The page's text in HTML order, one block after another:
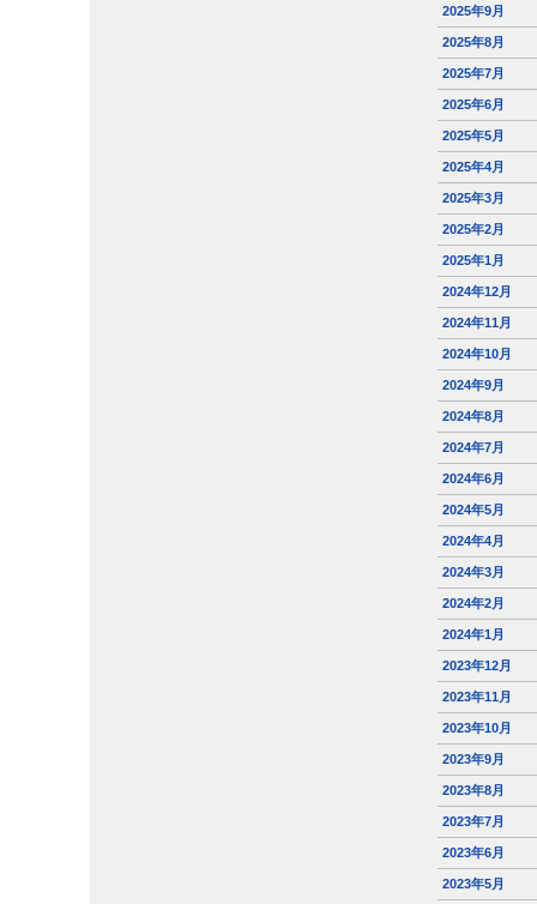
2025年9月
2025年8月
2025年7月
2025年6月
2025年5月
2025年4月
2025年3月
2025年2月
2025年1月
2024年12月
2024年11月
2024年10月
2024年9月
2024年8月
2024年7月
2024年6月
2024年5月
2024年4月
2024年3月
2024年2月
2024年1月
2023年12月
2023年11月
2023年10月
2023年9月
2023年8月
2023年7月
2023年6月
2023年5月